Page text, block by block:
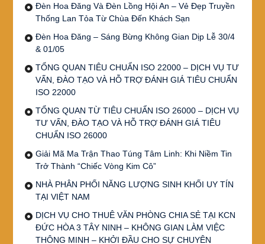
Đèn Hoa Đăng Và Đèn Lồng Hội An – Vẻ Đẹp Truyền
Thống Lan Tỏa Từ Chùa Đến Khách Sạn
Đèn Hoa Đăng – Sáng Bừng Không Gian Dịp Lễ 30/4
& 01/05
TỔNG QUAN TIÊU CHUẨN ISO 22000 – DỊCH VỤ TƯ
VẤN, ĐÀO TẠO VÀ HỖ TRỢ ĐÁNH GIÁ TIÊU CHUẨN
ISO 22000
TỔNG QUAN TỪ TIÊU CHUẨN ISO 26000 – DỊCH VỤ
TƯ VẤN, ĐÀO TẠO VÀ HỖ TRỢ ĐÁNH GIÁ TIÊU
CHUẨN ISO 26000
Giải Mã Ma Trận Thao Túng Tâm Linh: Khi Niềm Tin
Trở Thành “Chiếc Vòng Kim Cô”
NHÀ PHÂN PHỐI NĂNG LƯỢNG SINH KHỐI UY TÍN
TẠI VIỆT NAM
DỊCH VỤ CHO THUÊ VĂN PHÒNG CHIA SẺ TẠI KCN
ĐỨC HÒA 3 TÂY NINH – KHÔNG GIAN LÀM VIỆC
THÔNG MINH – KHỞI ĐẦU CHO SỰ CHUYÊN